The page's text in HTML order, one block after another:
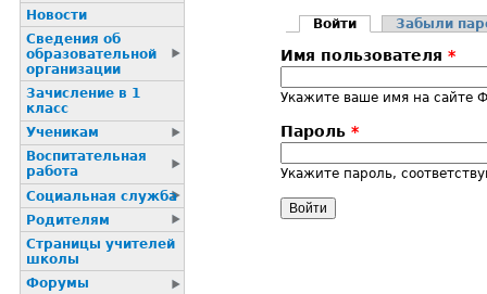
Главные
Войти (активная
Забыли
Имя пользователя *
Укажите ваше имя на сайте
Пароль *
Укажите пароль,
Новости
Сведения об
образовательной
организации
Зачисление в 1
класс
Ученикам
Воспитательная
работа
Социальная служба
Родителям
Страницы учителей
школы
Форумы